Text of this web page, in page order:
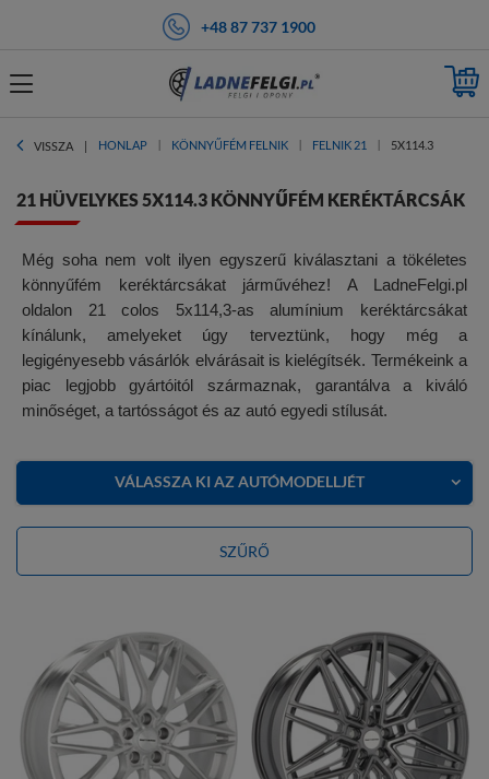
+48 87 737 1900
VISSZA HONLAP KÖNNYŰFÉM FELNIK FELNIK 21 5X114.3
21 HÜVELYKES 5X114.3 KÖNNYŰFÉM KERÉKTÁRCSÁK
Még soha nem volt ilyen egyszerű kiválasztani a tökéletes
könnyűfém keréktárcsákat járművéhez! A LadneFelgi.pl
oldalon 21 colos 5x114,3-as alumínium keréktárcsákat
kínálunk, amelyeket úgy terveztünk, hogy még a
legigényesebb vásárlók elvárásait is kielégítsék. Termékeink a
piac legjobb gyártóitól származnak, garantálva a kiváló
minőséget, a tartósságot és az autó egyedi stílusát.
VÁLASSZA KI AZ AUTÓMODELLJÉT
SZŰRŐ